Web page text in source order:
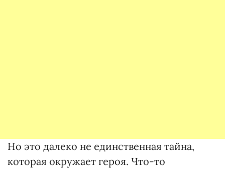
Но это далеко не единственная тайна,
которая окружает героя. Что-то